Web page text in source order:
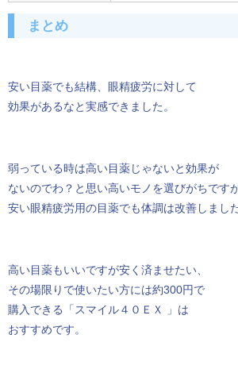
まとめ
安い目薬でも結構、眼精疲労に対して
効果があるなと実感できました。
弱っている時は高い目薬じゃないと効果が
ないのでわ？と思い高いモノを選びがちです
安い眼精疲労用の目薬でも体調は改善しました
高い目薬もいいですが安く済ませたい、
その場限りで使いたい方には約300円で
購入できる「スマイル４０ＥＸ 」は
おすすめです。